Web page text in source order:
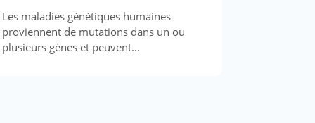
Les maladies génétiques humaines
proviennent de mutations dans un ou
plusieurs gènes et peuvent...